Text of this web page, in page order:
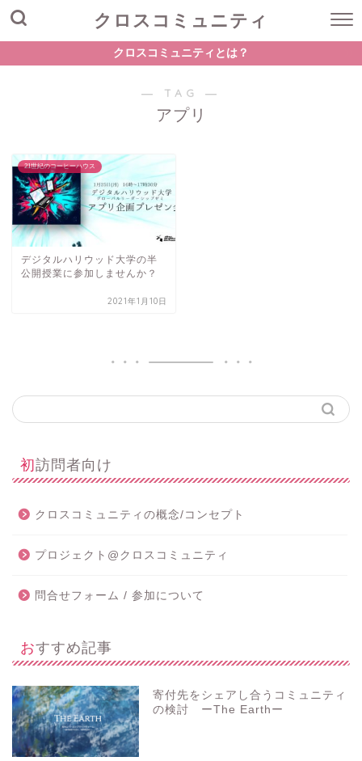
クロスコミュニティ
クロスコミュニティとは？
― TAG ―
アプリ
21世紀のコーヒーハウス
デジタルハリウッド大学の半
公開授業に参加しませんか？
2021年1月10日
初訪問者向け
クロスコミュニティの概念/コンセプト
プロジェクト@クロスコミュニティ
問合せフォーム / 参加について
おすすめ記事
寄付先をシェアし合うコミュニティ
の検討 ーThe Earthー